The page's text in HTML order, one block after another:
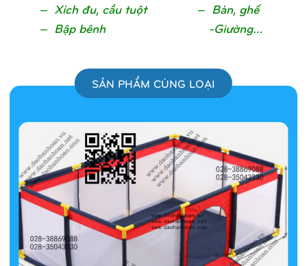
– Xích đu, cầu tuột – Bàn, ghế
– Bập bênh -Giường…
SẢN PHẨM CÙNG LOẠI